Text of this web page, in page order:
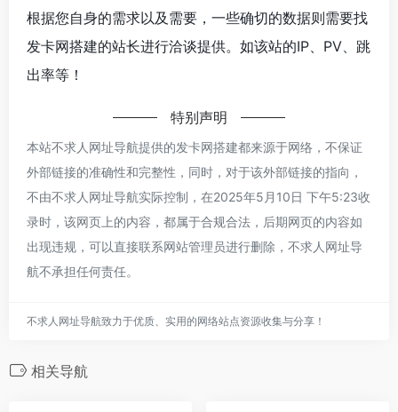
根据您自身的需求以及需要，一些确切的数据则需要找
发卡网搭建的站长进行洽谈提供。如该站的IP、PV、跳
出率等！
特别声明
本站不求人网址导航提供的发卡网搭建都来源于网络，不保证
外部链接的准确性和完整性，同时，对于该外部链接的指向，
不由不求人网址导航实际控制，在2025年5月10日 下午5:23收
录时，该网页上的内容，都属于合规合法，后期网页的内容如
出现违规，可以直接联系网站管理员进行删除，不求人网址导
航不承担任何责任。
不求人网址导航致力于优质、实用的网络站点资源收集与分享！
相关导航